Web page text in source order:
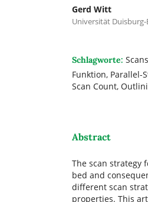
Gerd Witt
Universität
Schlagworte:
Funktion, Parallel-
Scan Count,
Abstract
The scan strategy
bed and
different scan
properties. This